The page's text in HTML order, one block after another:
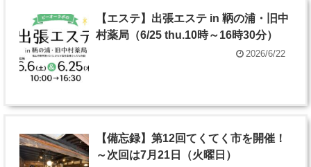
【エステ】出張エステ in 鞆の浦・旧中
村薬局（6/25 thu.10時～16時30分）
2026/6/22
【備忘録】第12回てくてく市を開催！
～次回は7月21日（火曜日）